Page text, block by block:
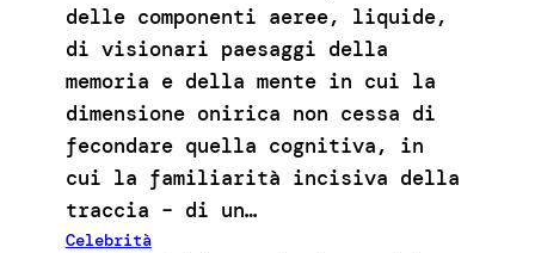
delle componenti aeree, liquide,
di visionari paesaggi della
memoria e della mente in cui la
dimensione onirica non cessa di
fecondare quella cognitiva, in
cui la familiarità incisiva della
traccia – di un…
Celebrità